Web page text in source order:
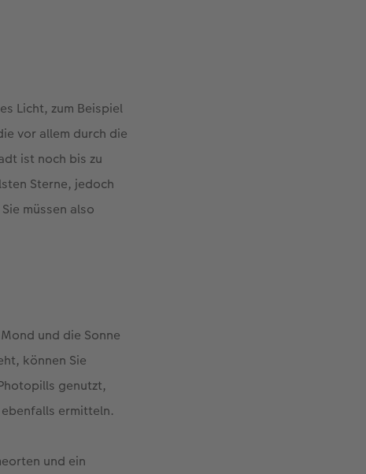
Licht, zum Beispiel
vor allem durch die
ist noch bis zu
Sterne, jedoch
müssen also
und die Sonne
können Sie
genutzt,
ermitteln.
und ein